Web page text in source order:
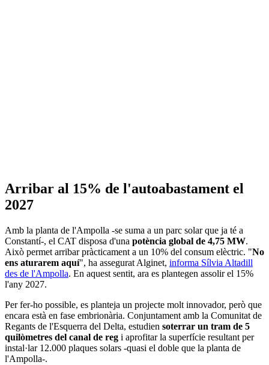
Arribar al 15% de l'autoabastament el
2027
Amb la planta de l'Ampolla -se suma a un parc solar que ja té a
Constantí-, el CAT disposa d'una potència global de 4,75 MW.
Això permet arribar pràcticament a un 10% del consum elèctric. "No
ens aturarem aquí", ha assegurat Alginet, informa Sílvia Altadill
des de l'Ampolla. En aquest sentit, ara es plantegen assolir el 15%
l'any 2027.
Per fer-ho possible, es planteja un projecte molt innovador, però que
encara està en fase embrionària. Conjuntament amb la Comunitat de
Regants de l'Esquerra del Delta, estudien soterrar un tram de 5
quilòmetres del canal de reg i aprofitar la superfície resultant per
instal·lar 12.000 plaques solars -quasi el doble que la planta de
l'Ampolla-.